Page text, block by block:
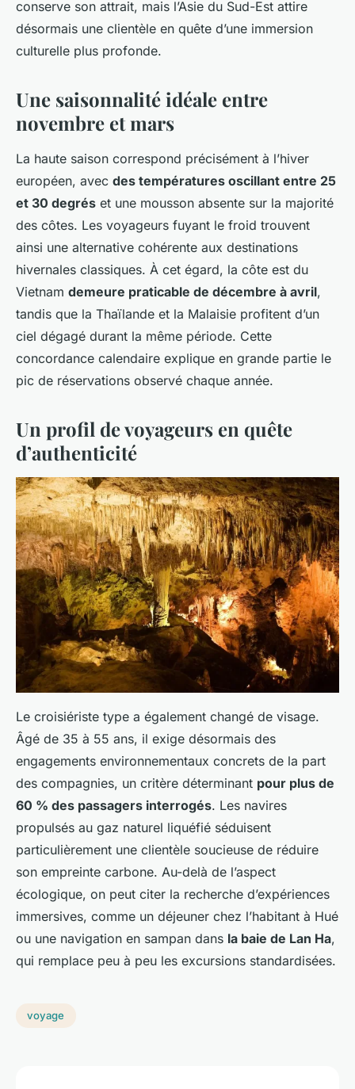
conserve son attrait, mais l’Asie du Sud-Est attire
désormais une clientèle en quête d’une immersion
culturelle plus profonde.
Une saisonnalité idéale entre
novembre et mars
La haute saison correspond précisément à l’hiver
européen, avec des températures oscillant entre 25
et 30 degrés et une mousson absente sur la majorité
des côtes. Les voyageurs fuyant le froid trouvent
ainsi une alternative cohérente aux destinations
hivernales classiques. À cet égard, la côte est du
Vietnam demeure praticable de décembre à avril,
tandis que la Thaïlande et la Malaisie profitent d’un
ciel dégagé durant la même période. Cette
concordance calendaire explique en grande partie le
pic de réservations observé chaque année.
Un profil de voyageurs en quête
d’authenticité
Le croisiériste type a également changé de visage.
Âgé de 35 à 55 ans, il exige désormais des
engagements environnementaux concrets de la part
des compagnies, un critère déterminant pour plus de
60 % des passagers interrogés. Les navires
propulsés au gaz naturel liquéfié séduisent
particulièrement une clientèle soucieuse de réduire
son empreinte carbone. Au-delà de l’aspect
écologique, on peut citer la recherche d’expériences
immersives, comme un déjeuner chez l’habitant à Hué
ou une navigation en sampan dans la baie de Lan Ha,
qui remplace peu à peu les excursions standardisées.
voyage